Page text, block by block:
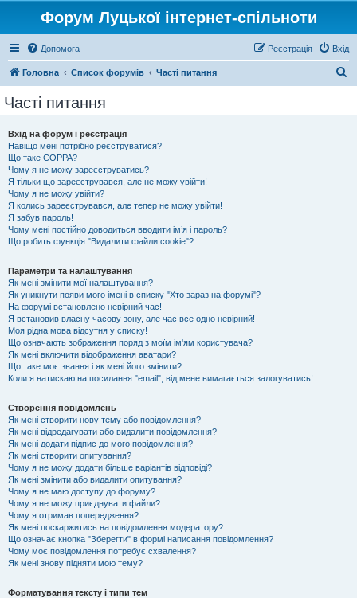
Форум Луцької інтернет-спільноти
Допомога Вхід
Реєстрація
Головна Список форумів Часті питання
Часті питання
Вхід на форум і реєстрація
Навіщо мені потрібно реєструватися?
Що таке COPPA?
Чому я не можу зареєструватись?
Я тільки що зареєструвався, але не можу увійти!
Чому я не можу увійти?
Я колись зареєструвався, але тепер не можу увійти!
Я забув пароль!
Чому мені постійно доводиться вводити ім’я і пароль?
Що робить функція "Видалити файли cookie"?
Параметри та налаштування
Як мені змінити мої налаштування?
Як уникнути появи мого імені в списку "Хто зараз на форумі"?
На форумі встановлено невірний час!
Я встановив власну часову зону, але час все одно невірний!
Моя рідна мова відсутня у списку!
Що означають зображення поряд з моїм ім'ям користувача?
Як мені включити відображення аватари?
Що таке моє звання і як мені його змінити?
Коли я натискаю на посилання "email", від мене вимагається залогуватись!
Створення повідомлень
Як мені створити нову тему або повідомлення?
Як мені відредагувати або видалити повідомлення?
Як мені додати підпис до мого повідомлення?
Як мені створити опитування?
Чому я не можу додати більше варіантів відповіді?
Як мені змінити або видалити опитування?
Чому я не маю доступу до форуму?
Чому я не можу приєднувати файли?
Чому я отримав попередження?
Як мені поскаржитись на повідомлення модератору?
Що означає кнопка "Зберегти" в формі написання повідомлення?
Чому моє повідомлення потребує схвалення?
Як мені знову підняти мою тему?
Форматування тексту і типи тем